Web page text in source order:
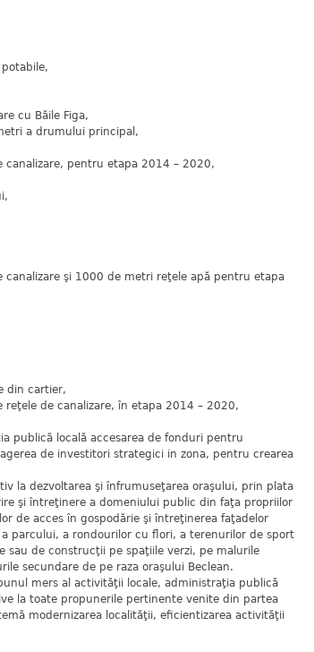
cu Băile Figa,
a drumului principal,
pentru etapa 2014 – 2020,
şi 1000 de metri reţele apă pentru etapa
din cartier,
de canalizare, în etapa 2014 – 2020,
publică locală accesarea de fonduri pentru
de investitori strategici in zona, pentru crearea
la dezvoltarea şi înfrumuseţarea oraşului, prin plata
şi întreţinere a domeniului public din faţa propriilor
de acces în gospodărie şi întreţinerea faţadelor
parcului, a rondourilor cu flori, a terenurilor de sport
sau de construcţii pe spaţiile verzi, pe malurile
secundare de pe raza oraşului Beclean.
mers al activităţii locale, administraţia publică
la toate propunerile pertinente venite din partea
modernizarea localităţii, eficientizarea activităţii